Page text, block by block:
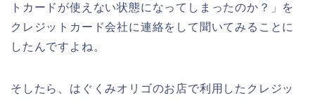
トカードが使えない状態になってしまったのか？」を
クレジットカード会社に連絡をして聞いてみることに
したんですよね。
そしたら、はぐくみオリゴのお店で利用したクレジッ